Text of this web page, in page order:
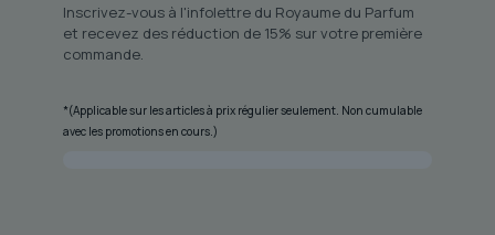
Inscrivez-vous à l'infolettre du Royaume du Parfum
et recevez des réduction de 15% sur votre première
commande.
*(Applicable sur les articles à prix régulier seulement. Non cumulable
avec les promotions en cours.)